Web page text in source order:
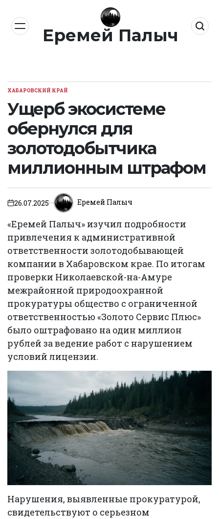
содержимомуЕремей Палыч
ОПУБЛИКОВАНО
ХАБАРОВСКИЙ КРАЙ
Ущерб экосистеме
обернулся для
золотодобытчика
миллионным штрафом
on26.07.2025 Еремей Палыч
«Еремей Палыч» изучил подробности
привлечения к административной
ответственности золотодобывающей
компании в Хабаровском крае. По итогам
проверки Николаевской-на-Амуре
межрайонной природоохранной
прокуратуры общество с ограниченной
ответственностью «Золото Сервис Плюс»
было оштрафовано на один миллион
рублей за ведение работ с нарушением
условий лицензии.
Нарушения, выявленные прокуратурой,
свидетельствуют о серьезном